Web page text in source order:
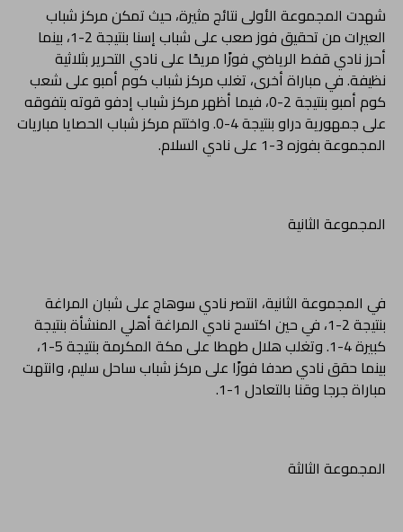
شهدت المجموعة الأولى نتائج مثيرة، حيث تمكن مركز شباب
العيرات من تحقيق فوز صعب على شباب إسنا بنتيجة 2-1، بينما
أحرز نادي قفط الرياضي فوزًا مريحًا على نادي التحرير بثلاثية
نظيفة. في مباراة أخرى، تغلب مركز شباب كوم أمبو على شعب
كوم أمبو بنتيجة 2-0، فيما أظهر مركز شباب إدفو قوته بتفوقه
على جمهورية دراو بنتيجة 4-0. واختتم مركز شباب الحصايا مباريات
المجموعة بفوزه 3-1 على نادي السلام.
المجموعة الثانية
في المجموعة الثانية، انتصر نادي سوهاج على شبان المراغة
بنتيجة 2-1، في حين اكتسح نادي المراغة أهلي المنشأة بنتيجة
كبيرة 4-1. وتغلب هلال طهطا على مكة المكرمة بنتيجة 5-1،
بينما حقق نادي صدفا فوزًا على مركز شباب ساحل سليم، وانتهت
مباراة جرجا وقنا بالتعادل 1-1.
المجموعة الثالثة